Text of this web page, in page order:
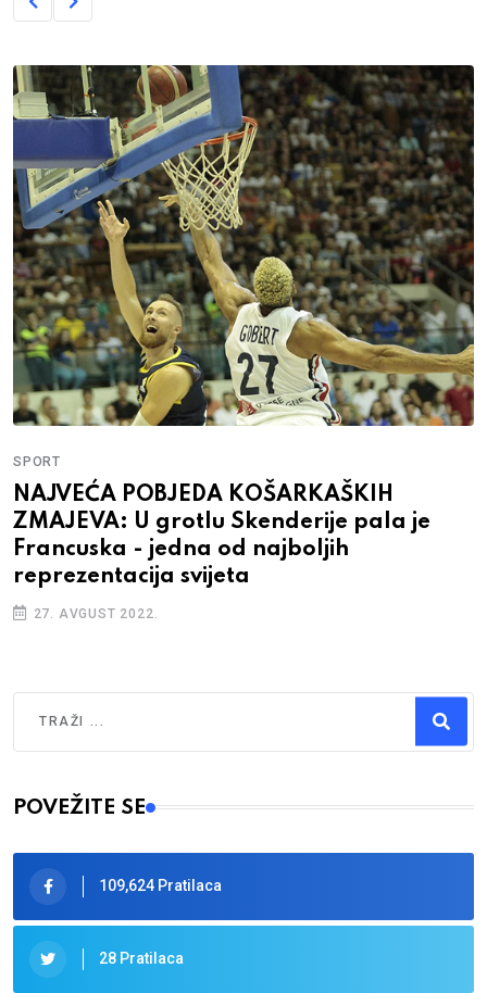
SPORT
NAJVEĆA POBJEDA KOŠARKAŠKIH
ZMAJEVA: U grotlu Skenderije pala je
Francuska - jedna od najboljih
reprezentacija svijeta
27. AVGUST 2022.
Type 2 or more characters for results.
POVEŽITE SE
109,624 Pratilaca
28 Pratilaca